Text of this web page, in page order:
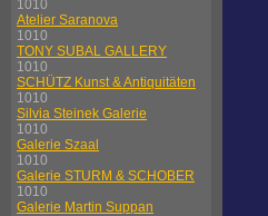
1010
Atelier Saranova
1010
TONY SUBAL GALLERY
1010
SCHÜTZ Kunst & Antiquitäten
1010
Silvia Steinek Galerie
1010
Galerie Szaal
1010
Galerie STURM & SCHOBER
1010
Galerie Martin Suppan